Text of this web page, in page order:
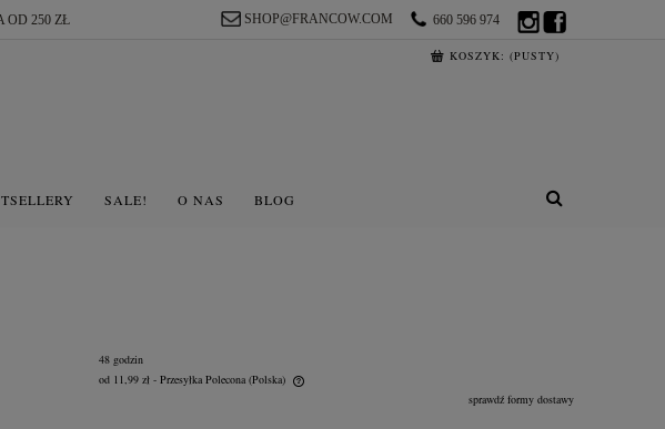
OD 250 ZŁ 660 596 974
SHOP@FRANCOW.COM
KOSZYK: (PUSTY)
SALE! O NAS BLOG
48 godzin
od 11,99 zł - Przesyłka Polecona (Polska)
sprawdź formy dostawy